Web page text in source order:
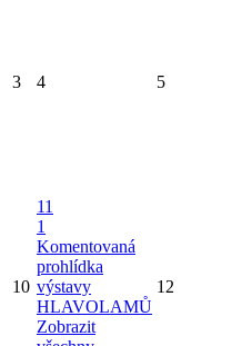
3 4 5
10
11
1
Komentovaná
prohlídka
výstavy
HLAVOLAMŮ
Zobrazit
12